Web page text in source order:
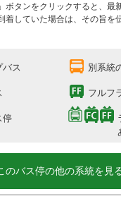
ボタンをクリックすると、最
着していた場合は、その旨を
バス 別系統
フルフ
停
のバス停の他の系統を見